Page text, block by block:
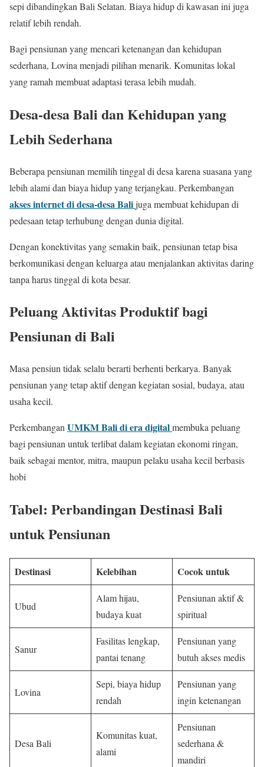
sepi dibandingkan Bali Selatan. Biaya hidup di kawasan ini juga
relatif lebih rendah.
Bagi pensiunan yang mencari ketenangan dan kehidupan
sederhana, Lovina menjadi pilihan menarik. Komunitas lokal
yang ramah membuat adaptasi terasa lebih mudah.
Desa-desa Bali dan Kehidupan yang
Lebih Sederhana
Beberapa pensiunan memilih tinggal di desa karena suasana yang
lebih alami dan biaya hidup yang terjangkau. Perkembangan
akses internet di desa-desa Balijuga membuat kehidupan di
pedesaan tetap terhubung dengan dunia digital.
Dengan konektivitas yang semakin baik, pensiunan tetap bisa
berkomunikasi dengan keluarga atau menjalankan aktivitas daring
tanpa harus tinggal di kota besar.
Peluang Aktivitas Produktif bagi
Pensiunan di Bali
Masa pensiun tidak selalu berarti berhenti berkarya. Banyak
pensiunan yang tetap aktif dengan kegiatan sosial, budaya, atau
usaha kecil.
PerkembanganUMKM Bali di era digitalmembuka peluang
bagi pensiunan untuk terlibat dalam kegiatan ekonomi ringan,
baik sebagai mentor, mitra, maupun pelaku usaha kecil berbasis
hobi
Tabel: Perbandingan Destinasi Bali
untuk Pensiunan
Destinasi Kelebihan Cocok untuk
Ubud
Alam hijau,
budaya kuat
Pensiunan aktif &
spiritual
Sanur
Fasilitas lengkap,
pantai tenang
Pensiunan yang
butuh akses medis
Lovina
Sepi, biaya hidup
rendah
Pensiunan yang
ingin ketenangan
Desa Bali
Komunitas kuat,
alami
Pensiunan
sederhana &
mandiri